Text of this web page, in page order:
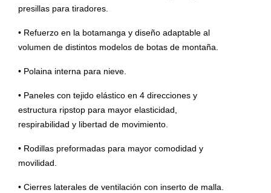
presillas para tiradores.
• Refuerzo en la botamanga y diseño adaptable al
volumen de distintos modelos de botas de montaña.
• Polaina interna para nieve.
• Paneles con tejido elástico en 4 direcciones y
estructura ripstop para mayor elasticidad,
respirabilidad y libertad de movimiento.
• Rodillas preformadas para mayor comodidad y
movilidad.
• Cierres laterales de ventilación con inserto de malla.